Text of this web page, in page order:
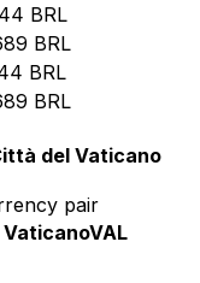
BRL
BRL
BRL
BRL
del Vaticano
pair
VAL